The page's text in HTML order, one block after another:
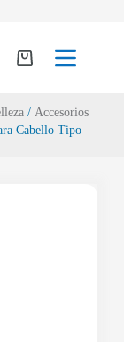
/ Accesorios
Cabello Tipo